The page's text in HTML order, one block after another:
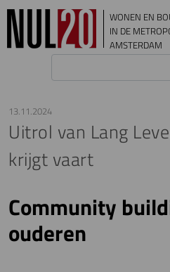
Overslaan en naar de inhoud gaan
WONEN EN
IN DE
AMSTERDAM
13.11.2024
Uitrol van Lang
krijgt vaart
Community
ouderen